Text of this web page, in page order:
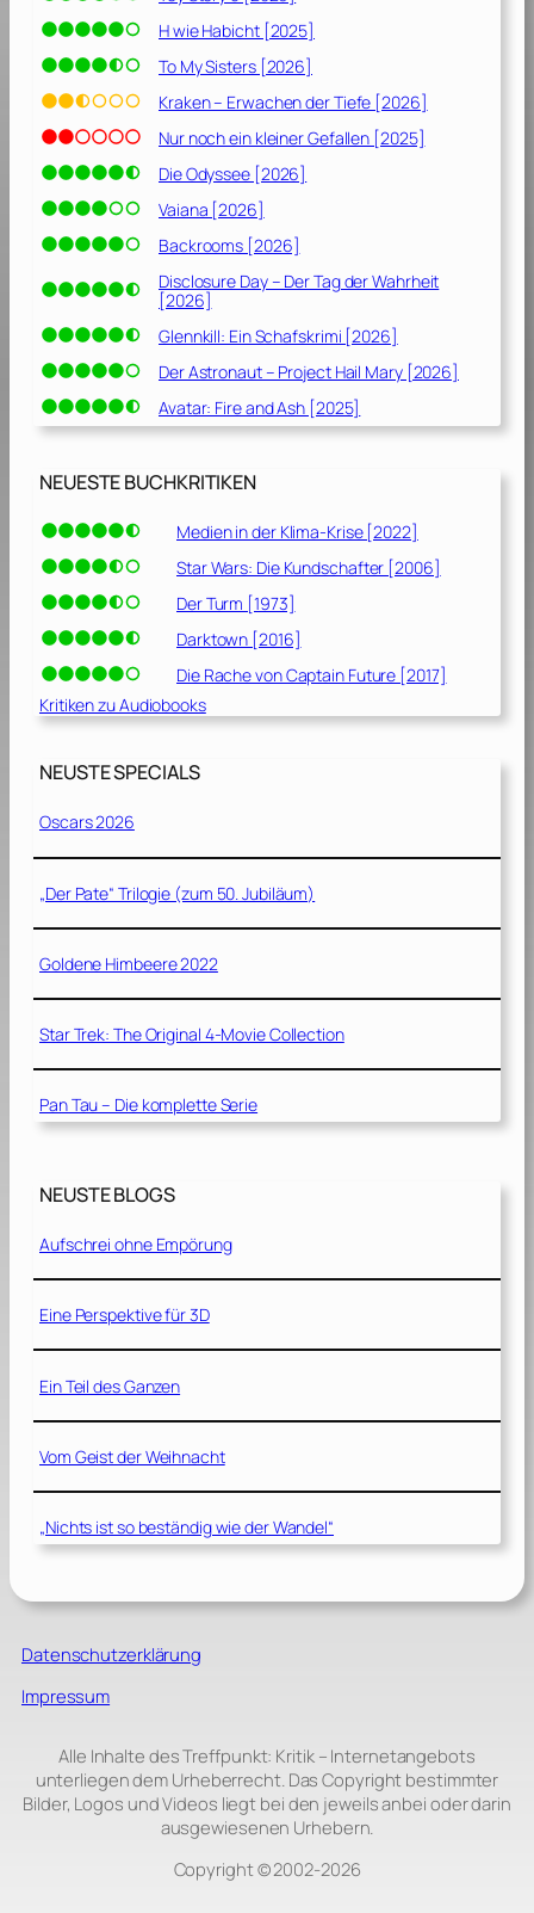
H wie Habicht [2025]
To My Sisters [2026]
Kraken – Erwachen der Tiefe [2026]
Nur noch ein kleiner Gefallen [2025]
Die Odyssee [2026]
Vaiana [2026]
Backrooms [2026]
Disclosure Day – Der Tag der Wahrheit
[2026]
Glennkill: Ein Schafskrimi [2026]
Der Astronaut – Project Hail Mary [2026]
Avatar: Fire and Ash [2025]
NEUESTE BUCHKRITIKEN
Medien in der Klima-Krise [2022]
Star Wars: Die Kundschafter [2006]
Der Turm [1973]
Darktown [2016]
Die Rache von Captain Future [2017]
Kritiken zu Audiobooks
NEUSTE SPECIALS
Oscars 2026
„Der Pate“ Trilogie (zum 50. Jubiläum)
Goldene Himbeere 2022
Star Trek: The Original 4-Movie Collection
Pan Tau – Die komplette Serie
NEUSTE BLOGS
Aufschrei ohne Empörung
Eine Perspektive für 3D
Ein Teil des Ganzen
Vom Geist der Weihnacht
„Nichts ist so beständig wie der Wandel“
Datenschutzerklärung
Impressum
Alle Inhalte des Treffpunkt: Kritik – Internetangebots
unterliegen dem Urheberrecht. Das Copyright bestimmter
Bilder, Logos und Videos liegt bei den jeweils anbei oder darin
ausgewiesenen Urhebern.
Copyright © 2002‑2026